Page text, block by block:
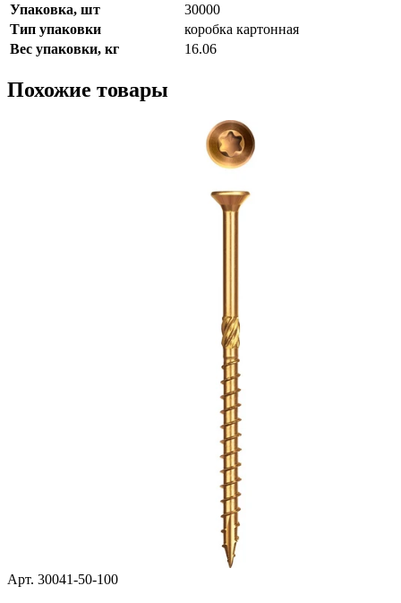
Упаковка, шт
30000
Тип упаковки
коробка картонная
Вес упаковки, кг
16.06
Похожие товары
Арт. 30041-50-100